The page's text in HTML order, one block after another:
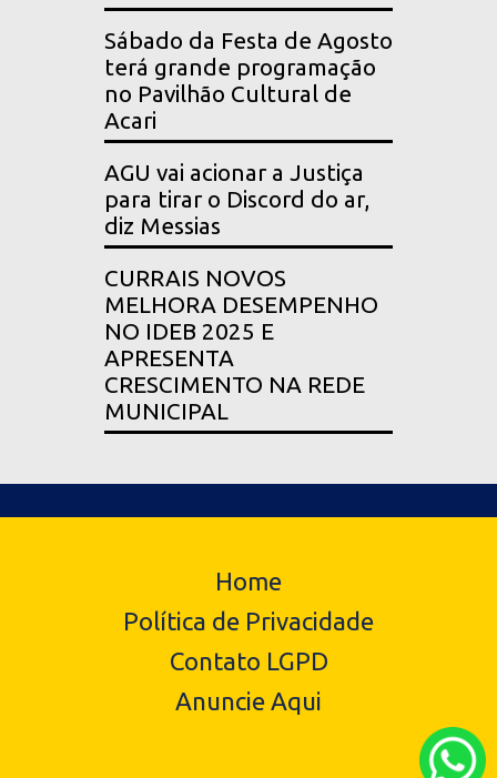
Sábado da Festa de Agosto
terá grande programação
no Pavilhão Cultural de
Acari
AGU vai acionar a Justiça
para tirar o Discord do ar,
diz Messias
CURRAIS NOVOS
MELHORA DESEMPENHO
NO IDEB 2025 E
APRESENTA
CRESCIMENTO NA REDE
MUNICIPAL
Home
Política de Privacidade
Contato LGPD
Anuncie Aqui